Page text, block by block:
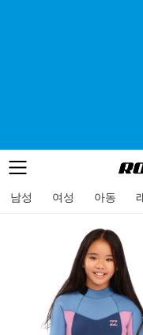
메뉴
남성 여성 아동